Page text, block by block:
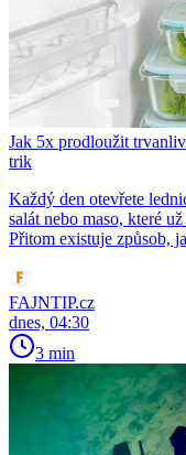
Jak 5x prodloužit
trik
Každý den otevřete
salát nebo maso, které
Přitom existuje způsob,
FAJNTIP.cz
dnes, 04:30
3 min